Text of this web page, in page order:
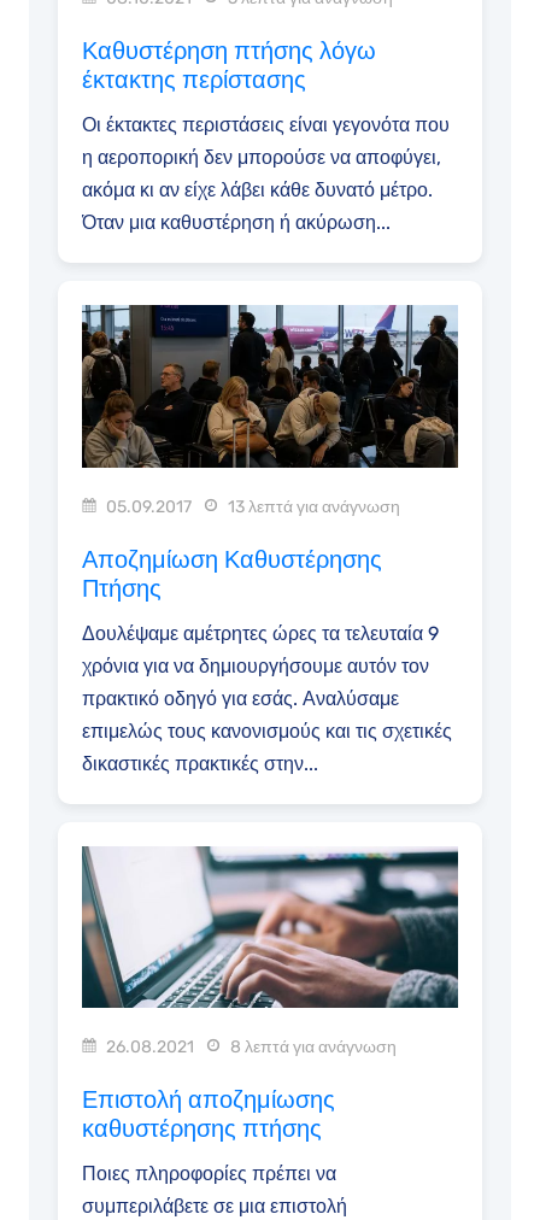
Καθυστέρηση πτήσης λόγω
έκτακτης περίστασης
Οι έκτακτες περιστάσεις είναι γεγονότα που
η αεροπορική δεν μπορούσε να αποφύγει,
ακόμα κι αν είχε λάβει κάθε δυνατό μέτρο.
Όταν μια καθυστέρηση ή ακύρωση...
05.09.2017 13 λεπτά για ανάγνωση
Αποζημίωση Καθυστέρησης
Πτήσης
Δουλέψαμε αμέτρητες ώρες τα τελευταία 9
χρόνια για να δημιουργήσουμε αυτόν τον
πρακτικό οδηγό για εσάς. Αναλύσαμε
επιμελώς τους κανονισμούς και τις σχετικές
δικαστικές πρακτικές στην...
26.08.2021 8 λεπτά για ανάγνωση
Επιστολή αποζημίωσης
καθυστέρησης πτήσης
Ποιες πληροφορίες πρέπει να
συμπεριλάβετε σε μια επιστολή